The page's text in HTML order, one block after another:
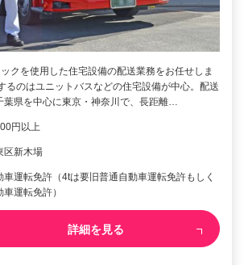
クを使用した住宅設備の配送業務をお任せしま
るのはユニットバスなどの住宅設備が中心。配送
葉県を中心に東京・神奈川で、長距離…
円以上
区新木場
車運転免許（4tは要旧普通自動車運転免許もしく
運転免許）
詳細を見る